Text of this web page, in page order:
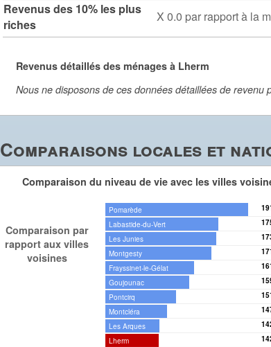
Revenus des 10% les plus
riches
X 0.0 par rapport à la
Revenus détaillés des ménages à Lherm
Nous ne disposons de ces données détaillées de
Comparaisons locales et
Comparaison du niveau de vie avec les villes
Comparaison par
rapport aux villes
voisines
Pomarède
Labastide-du-Vert
Les Junies
Montgesty
Frayssinet-le-Gélat
Goujounac
Pontcirq
Montcléra
Les Arques
Lherm